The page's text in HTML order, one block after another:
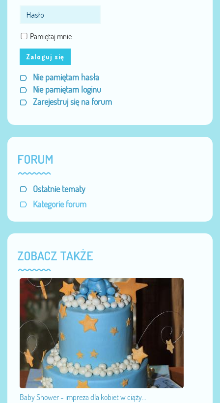
Pamiętaj mnie
Zaloguj się
Nie pamiętam hasła
Nie pamiętam loginu
Zarejestruj się na forum
FORUM
Ostatnie tematy
Kategorie forum
ZOBACZ TAKŻE
Baby Shower - impreza dla kobiet w ciąży...